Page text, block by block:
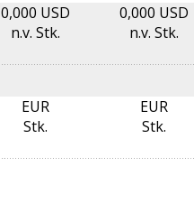
0,000 USD
n.v. Stk.
0,000 USD
n.v. Stk.
EUR
Stk.
EUR
Stk.